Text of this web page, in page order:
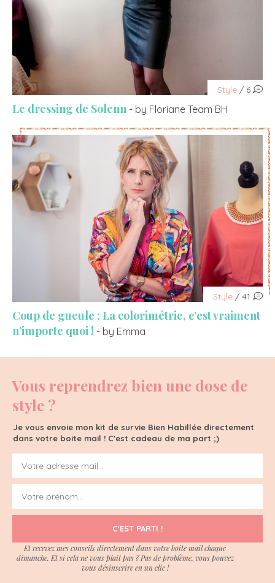
Style / 6
Le dressing de Solenn - by Floriane Team BH
Style / 41
Coup de gueule : La colorimétrie, c’est vraiment
n’importe quoi ! - by Emma
Vous reprendrez bien une dose de
style ?
Je vous envoie mon kit de survie Bien Habillée directement
dans votre boite mail ! C'est cadeau de ma part ;)
C'EST PARTI !
Et recevez mes conseils directement dans votre boite mail chaque
dimanche. Et si cela ne vous plait pas ? Pas de problème, vous pouvez
vous désinscrire en un clic !